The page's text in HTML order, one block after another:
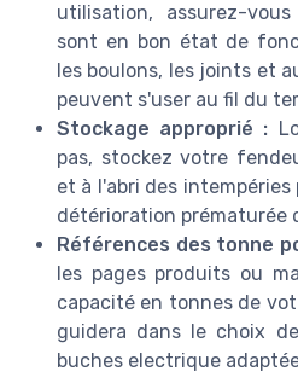
utilisation, assurez-
sont en bon état de
les boulons, les joints et
peuvent s'user au fil du
Stockage approprié :
pas, stockez votre
et à l'abri des
détérioration prématurée
Références des tonne
les pages produits ou
capacité en tonnes de
guidera dans le choix
buches electrique